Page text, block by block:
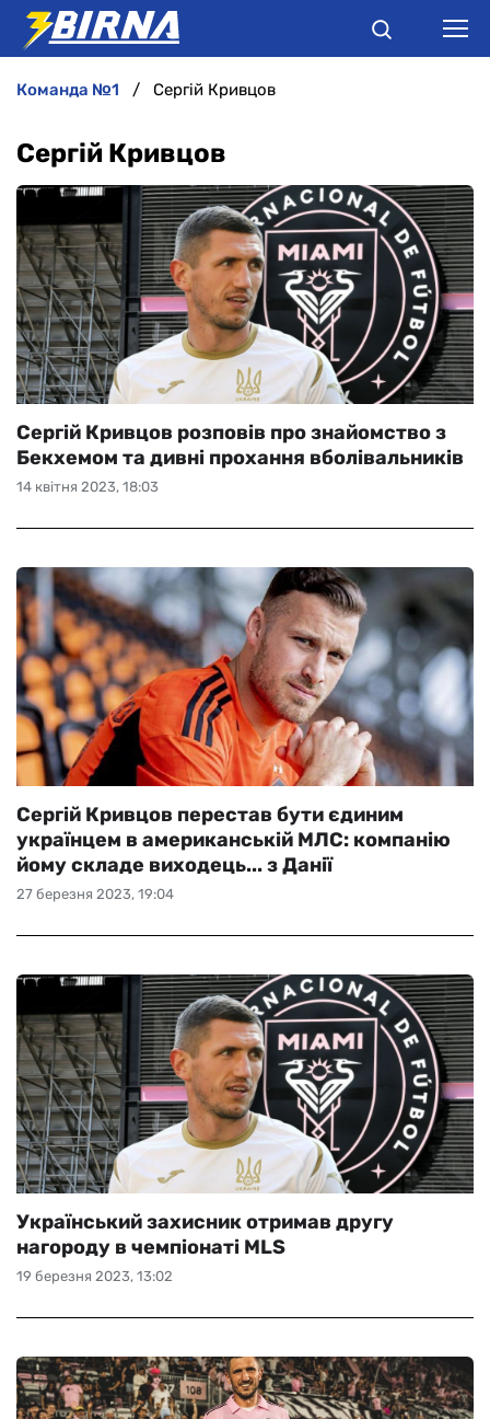
АНАЛІТИКА
ІНТЕРВ'Ю
РІЗНЕ
БУКМЕКЕРИ
команда №1 Сергій Кривцов
Сергій Кривцов
14 квітня 2023, 18:03
Сергій Кривцов розповів про знайомство з
Бекхемом та дивні прохання вболівальників
27 березня 2023, 19:04
Сергій Кривцов перестав бути єдиним
українцем в американській МЛС: компанію
йому складе виходець... з Данії
19 березня 2023, 13:02
Український захисник отримав другу
нагороду в чемпіонаті MLS